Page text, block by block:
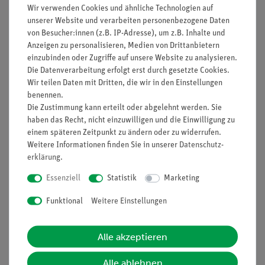
Prinzip
Kohlenstoffdioxid, als Bestandteil der Luft, ist ein Stoff, der
uns alltäglich umgibt. Im Labor wird Kohlenstoffdioxid aber
nicht aus der Luft gewonnen, sondern Kohlenstoffdioxid lässt
sich einfach aus Carbonaten durch Zusatz von Säuren
In diesem Schülerversuch wird Kohlenstoffdioxid aus der
Reaktion von Marmor mit Salzsäure dargestellt und die
charakteristischen Eigenschaften von Kohlenstoffdioxid
Flammen zu ersticken und das Kohlenstoffdioxid eine größere
Dichte als Luft hat.
Vorteile
Versuch ist Teil einer Komplettlösung mit zahlreichen
Wir verwenden Cookies und ähnliche Technologien auf
unserer Website und verarbeiten personenbezogene Daten
von Besucher:innen (z.B. IP-Adresse), um z.B. Inhalte und
Anzeigen zu personalisieren, Medien von Drittanbietern
einzubinden oder Zugriffe auf unsere Website zu analysieren.
Die Datenverarbeitung erfolgt erst durch gesetzte Cookies.
Wir teilen Daten mit Dritten, die wir in den Einstellungen
benennen.
Die Zustimmung kann erteilt oder abgelehnt werden. Sie
haben das Recht, nicht einzuwilligen und die Einwilligung zu
einem späteren Zeitpunkt zu ändern oder zu widerrufen.
Weitere Informationen finden Sie in unserer Daten­schutz­
erklärung.
Essenziell Statistik Marketing
Funktional Weitere Einstellungen
Alle akzeptieren
Alle ablehnen